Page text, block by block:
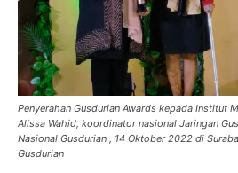
Penyerahan Gusdurian Awards kepada Institut
Alissa Wahid, koordinator nasional Jaringan
Nasional Gusdurian , 14 Oktober 2022 di
Gusdurian